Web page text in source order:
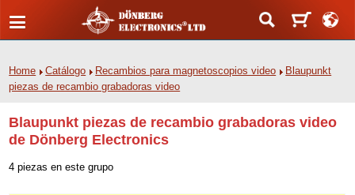
Home Catálogo Recambios para magnetoscopios video
Blaupunkt
piezas de recambio grabadoras video
Blaupunkt piezas de recambio grabadoras video
de Dönberg Electronics
4 piezas en este grupo